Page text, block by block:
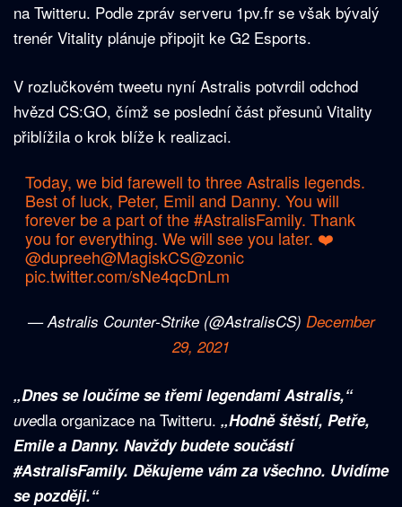
na Twitteru. Podle zpráv serveru 1pv.fr se však bývalý
trenér Vitality plánuje připojit ke G2 Esports.
V rozlučkovém tweetu nyní Astralis potvrdil odchod
hvězd CS:GO, čímž se poslední část přesunů Vitality
přiblížila o krok blíže k realizaci.
Today, we bid farewell to three Astralis legends.
Best of luck, Peter, Emil and Danny. You will
forever be a part of the#AstralisFamily. Thank
you for everything. We will see you later. ❤️
@dupreeh@MagiskCS@zonic
pic.twitter.com/sNe4qcDnLm
— Astralis Counter-Strike (@AstralisCS) December
29, 2021
„Dnes se loučíme se třemi legendami Astralis,“
uvedla organizace na Twitteru. „Hodně štěstí, Petře,
Emile a Danny. Navždy budete součástí
#AstralisFamily. Děkujeme vám za všechno. Uvidíme
se později.“